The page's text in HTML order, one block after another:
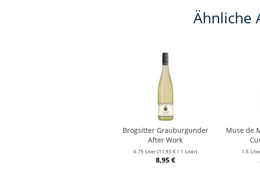
Ähnliche
Brogsitter Grauburgunder
After Work
0.75 Liter(11,93 € / 1 Liter)
8,95 €
Muse de
1.5